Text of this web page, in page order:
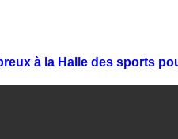
à la Halle des sports